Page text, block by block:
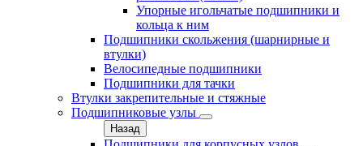
Упорные игольчатые подшипники и
кольца к ним
Подшипники скольжения (шарнирные и
втулки)
Велосипедные подшипники
Подшипники для тачки
Втулки закрепительные и стяжные
Подшипниковые узлы
Назад